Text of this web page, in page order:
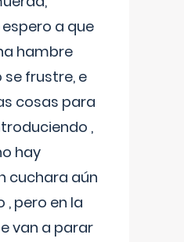
a que
hambre
se frustre, e
cosas para
,
hay
cuchara aún
pero en la
van a parar